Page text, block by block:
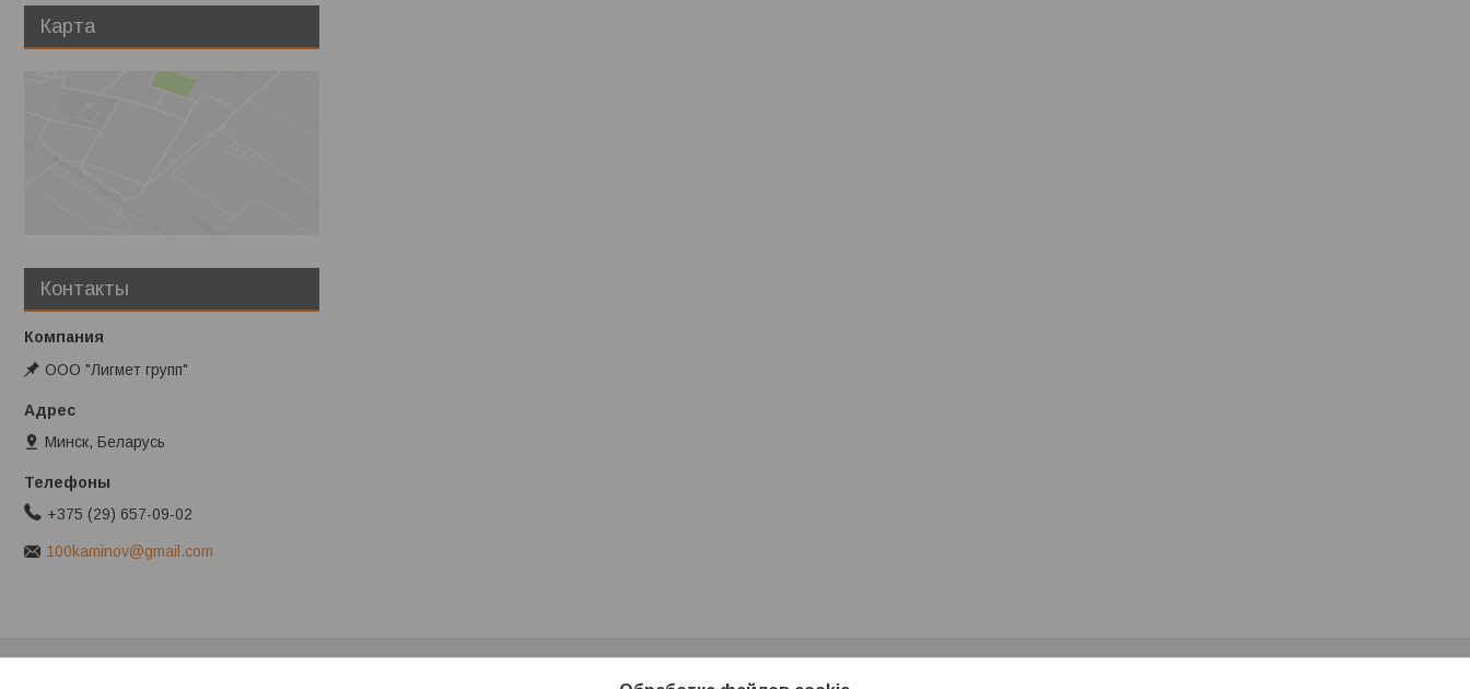
Карта
Контакты
ООО "Лигмет групп"
Минск, Беларусь
+375 (29) 657-09-02
100kaminov@gmail.com